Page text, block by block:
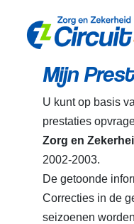
Mijn
U kunt op basis
prestaties
Zorg en
2002-2003.
De getoonde
Correcties in de
seizoenen